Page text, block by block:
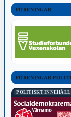
FÖRENINGAR
FÖRENINGAR
POLITISKT INNEHÅLL